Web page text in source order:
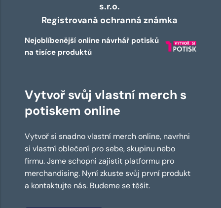
s.r.o.
Registrovaná ochranná známka
Nejoblíbenější online návrhář potisků
na tisíce produktů
Vytvoř svůj vlastní merch s
potiskem online
Vytvoř si snadno vlastní merch online, navrhni
si vlastní oblečení pro sebe, skupinu nebo
firmu. Jsme schopni zajistit platformu pro
merchandising. Nyní zkuste svůj první produkt
a kontaktujte nás. Budeme se těšit.